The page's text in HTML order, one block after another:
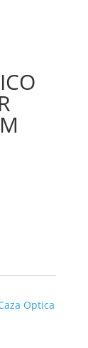
Optica